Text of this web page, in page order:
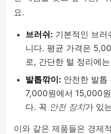
요.
브러쉬: 기본적인 브러
니다. 평균 가격은
로, 간단한 털 정리에
발톱깎이: 안전한 발톱
7,000원에서 15,000
다. 꼭 안전 장치가 있
이와 같은 제품들은 경제